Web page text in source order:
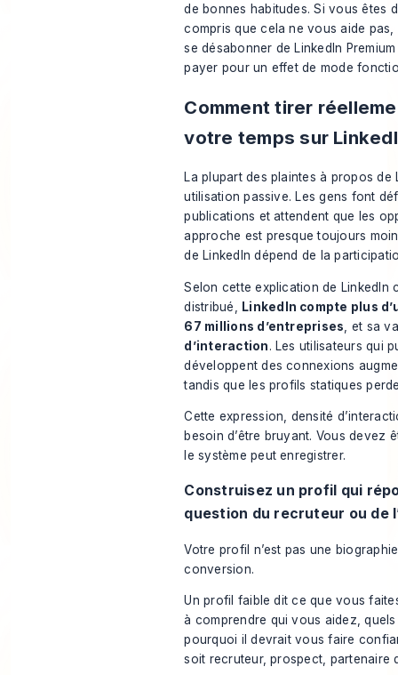
de bonnes habitudes. Si vous êtes
compris que cela ne vous aide
se désabonner de LinkedIn Premium
payer pour un effet de mode
Comment tirer
votre temps sur
La plupart des plaintes à propos de
utilisation passive. Les gens font
publications et attendent que les
approche est presque toujours
de LinkedIn dépend de la
Selon cette explication de LinkedIn
distribué
LinkedIn compte plus
67 millions d’entreprises , et sa
d’interaction. Les utilisateurs qui
développent des connexions
tandis que les profils statiques
Cette expression, densité
besoin d’être bruyant. Vous devez
le système peut enregistrer.
Construisez un profil qui
question du recruteur ou de
Votre profil n’est pas une
conversion.
Un profil faible dit ce que vous
à comprendre qui vous aidez,
pourquoi il devrait vous faire
soit recruteur, prospect, partenaire